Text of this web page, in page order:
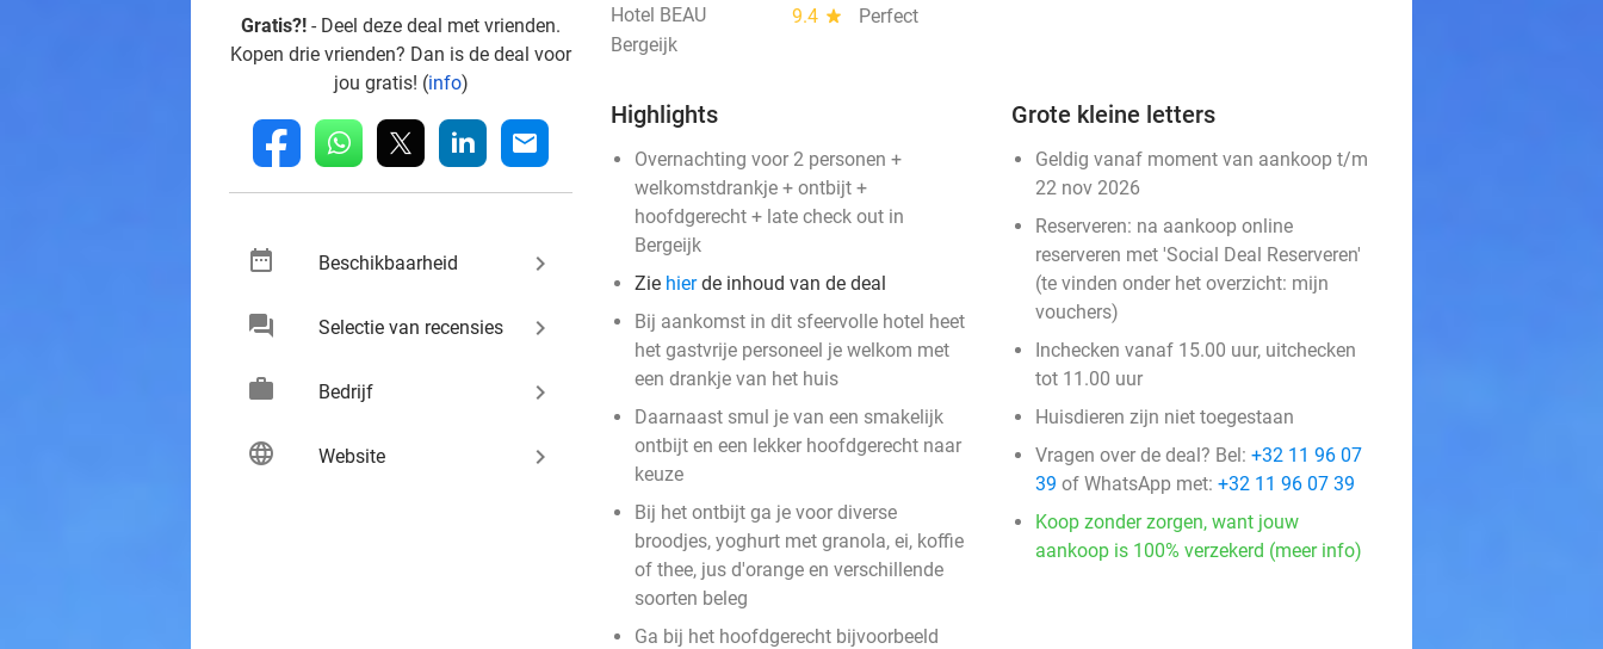
Gratis?! - Deel deze deal met vrienden.
Kopen drie vrienden? Dan is de deal voor
jou gratis! (info)
fb whatsapp linkedin mail
date_range Beschikbaarheid keyboard_arrow_right
chat Selectie van recensies keyboard_arrow_right
work Bedrijf keyboard_arrow_right
language Website keyboard_arrow_right
Hotel BEAU 9.4 star
Perfect
Bergeijk
Highlights
Overnachting voor 2 personen +
welkomstdrankje + ontbijt +
hoofdgerecht + late check out in
Bergeijk
Zie hierde inhoud van de deal
Bij aankomst in dit sfeervolle hotel heet
het gastvrije personeel je welkom met
een drankje van het huis
Daarnaast smul je van een smakelijk
ontbijt en een lekker hoofdgerecht naar
keuze
Bij het ontbijt ga je voor diverse
broodjes, yoghurt met granola, ei, koffie
of thee, jus d'orange en verschillende
soorten beleg
Ga bij het hoofdgerecht bijvoorbeeld
Grote kleine letters
Geldig vanaf moment van aankoop t/m
22 nov 2026
Reserveren: na aankoop online
reserveren met 'Social Deal Reserveren'
(te vinden onder het overzicht: mijn
vouchers)
Inchecken vanaf 15.00 uur, uitchecken
tot 11.00 uur
Huisdieren zijn niet toegestaan
Vragen over de deal? Bel: +32 11 96 07
39 of WhatsApp met: +32 11 96 07 39
Koop zonder zorgen, want jouw
aankoop is 100% verzekerd (meer info)